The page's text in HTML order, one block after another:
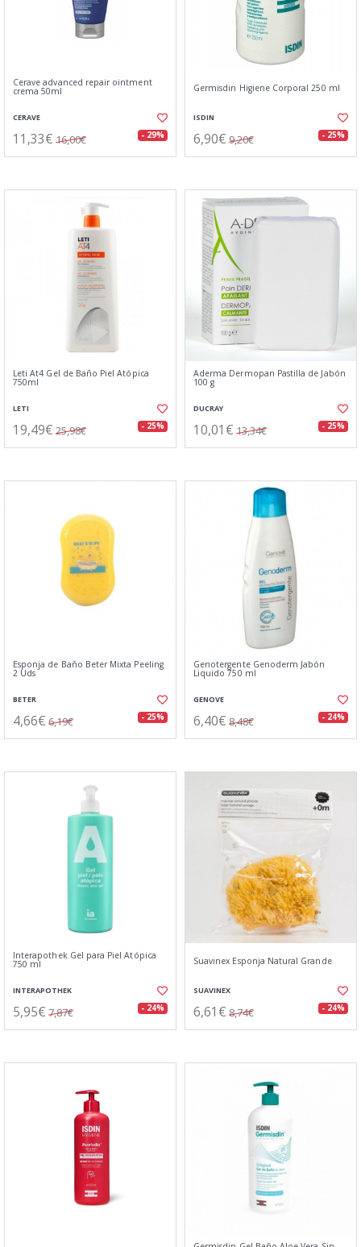
Cerave advanced repair ointment
crema 50ml
CERAVE
11,33€ 16,00€ - 29%
Germisdin Higiene Corporal 250 ml
ISDIN
6,90€ 9,20€ - 25%
Leti At4 Gel de Baño Piel Atópica
750ml
LETI
19,49€ 25,98€ - 25%
Aderma Dermopan Pastilla de Jabón
100 g
DUCRAY
10,01€ 13,34€ - 25%
Esponja de Baño Beter Mixta Peeling
2 Uds
BETER
4,66€ 6,19€ - 25%
Genotergente Genoderm Jabón
Liquido 750 ml
GENOVE
6,40€ 8,48€ - 24%
Interapothek Gel para Piel Atópica
750 ml
INTERAPOTHEK
5,95€ 7,87€ - 24%
Suavinex Esponja Natural Grande
SUAVINEX
6,61€ 8,74€ - 24%